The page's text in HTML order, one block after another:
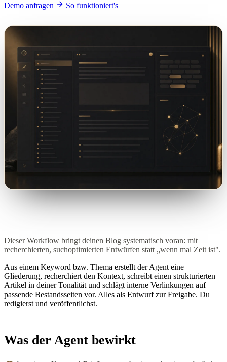
Demo anfragen So funktioniert's
Dieser Workflow bringt deinen Blog systematisch voran: mit
recherchierten, suchoptimierten Entwürfen statt „wenn mal Zeit ist".
Aus einem Keyword bzw. Thema erstellt der Agent eine
Gliederung, recherchiert den Kontext, schreibt einen strukturierten
Artikel in deiner Tonalität und schlägt interne Verlinkungen auf
passende Bestandsseiten vor. Alles als Entwurf zur Freigabe. Du
redigierst und veröffentlichst.
Was der Agent bewirkt